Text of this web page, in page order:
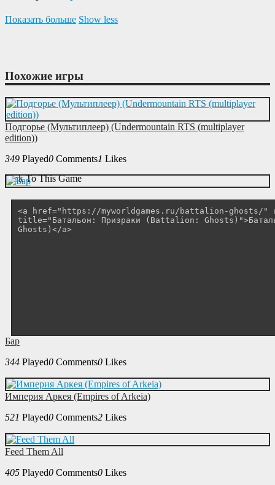
Link To This Game
Показать больше Show less
Похожие игры
Подгорье (Мультиплеер) (Undermountain RTS (multiplayer
edition))
349 Played0 Comments1 Likes
Бар
344 Played0 Comments0 Likes
Империя Аркея (Empires of Arkeia)
521 Played0 Comments2 Likes
Feed Them All
405 Played0 Comments0 Likes